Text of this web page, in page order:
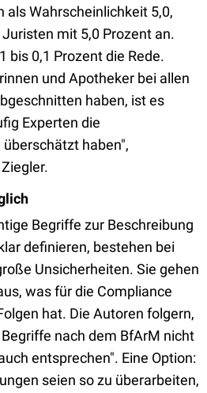
als Wahrscheinlichkeit 5,0,
mit 5,0 Prozent an.
bis 0,1 Prozent die Rede.
und Apotheker bei allen
haben, ist es
Experten die
haben",
Begriffe zur Beschreibung
definieren, bestehen bei
Unsicherheiten. Sie gehen
was für die Compliance
hat. Die Autoren folgern,
nach dem BfArM nicht
entsprechen". Eine Option:
seien so zu überarbeiten,